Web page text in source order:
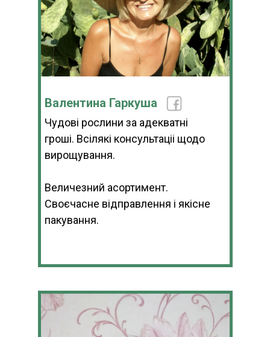
Валентина Гаркуша
Чудові рослини за адекватні
гроші. Всілякі консультаціі щодо
вирощування.
Величезний асортимент.
Своєчасне відправлення і якісне
пакування.